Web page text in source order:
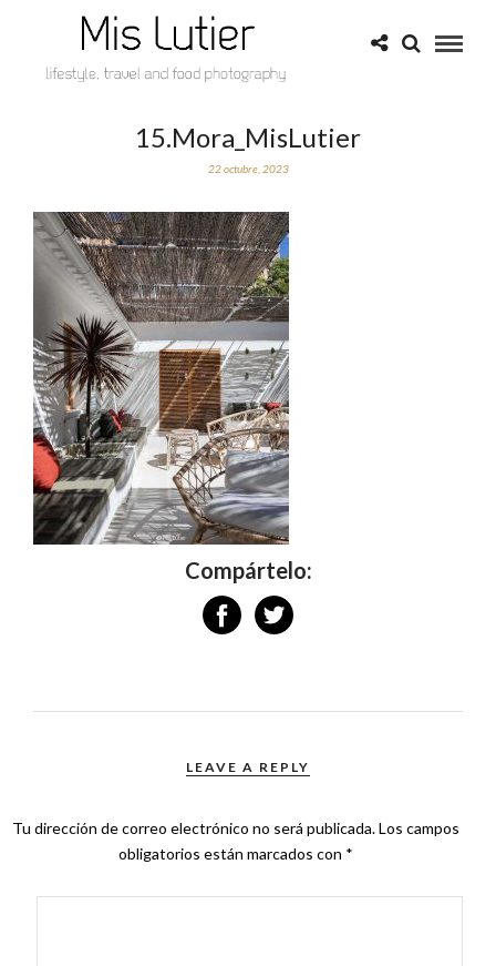
15.Mora_MisLutier
22 octubre, 2023
Compártelo:
LEAVE A REPLY
Tu dirección de correo electrónico no será publicada.Los campos
obligatorios están marcados con *